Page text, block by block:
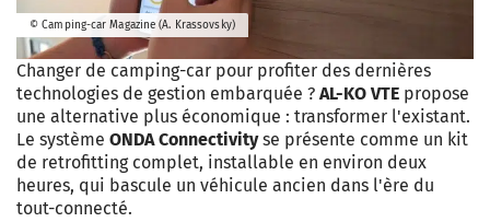
© Camping-car Magazine (A. Krassovsky)
Changer de camping-car pour profiter des dernières
technologies de gestion embarquée ? AL-KO VTE propose
une alternative plus économique : transformer l'existant.
Le système ONDA Connectivityse présente comme un kit
de retrofitting complet, installable en environ deux
heures, qui bascule un véhicule ancien dans l'ère du
tout-connecté.